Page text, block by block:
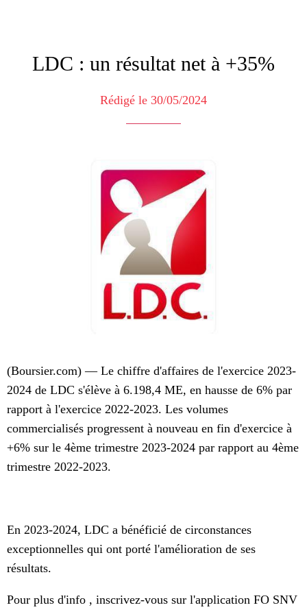
LDC : un résultat net à +35%
Rédigé le 30/05/2024
(Boursier.com) — Le chiffre d'affaires de l'exercice 2023-
2024 de LDC s'élève à 6.198,4 ME, en hausse de 6% par
rapport à l'exercice 2022-2023. Les volumes
commercialisés progressent à nouveau en fin d'exercice à
+6% sur le 4ème trimestre 2023-2024 par rapport au 4ème
trimestre 2022-2023.
En 2023-2024, LDC a bénéficié de circonstances
exceptionnelles qui ont porté l'amélioration de ses
résultats.
Pour plus d'info , inscrivez-vous sur l'application FO SNV